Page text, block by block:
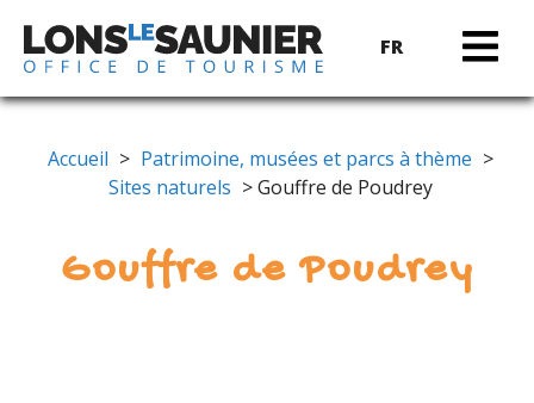
FR
Accueil > Patrimoine, musées et parcs à thème >
Sites naturels > Gouffre de Poudrey
Gouffre de Poudrey